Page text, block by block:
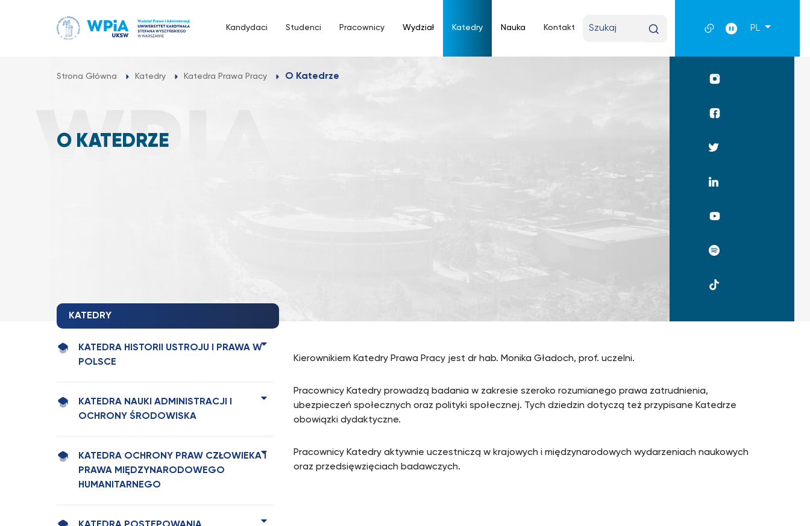
Kandydaci Studenci Pracownicy Wydział Katedry Nauka Kontakt
wyszukiwaną
PL
Strona Główna Katedry Katedra Prawa Pracy O Katedrze
O KATEDRZE
Profil
Profil
Profil
Profil
Linkedin
UKSW
UKSW
UKSW
KATEDRY
KATEDRA HISTORII USTROJU I PRAWA W
POLSCE
KATEDRA NAUKI ADMINISTRACJI I
OCHRONY ŚRODOWISKA
KATEDRA OCHRONY PRAW CZŁOWIEKA I
PRAWA MIĘDZYNARODOWEGO
HUMANITARNEGO
Kierownikiem Katedry Prawa Pracy jest dr hab. Monika Gładoch, prof. uczelni.
Pracownicy Katedry prowadzą badania w zakresie szeroko rozumianego prawa zatrudnienia,
ubezpieczeń społecznych oraz polityki społecznej. Tych dziedzin dotyczą też przypisane Katedrze
obowiązki dydaktyczne.
Pracownicy Katedry aktywnie uczestniczą w krajowych i międzynarodowych wydarzeniach naukowych
oraz przedsięwzięciach badawczych.